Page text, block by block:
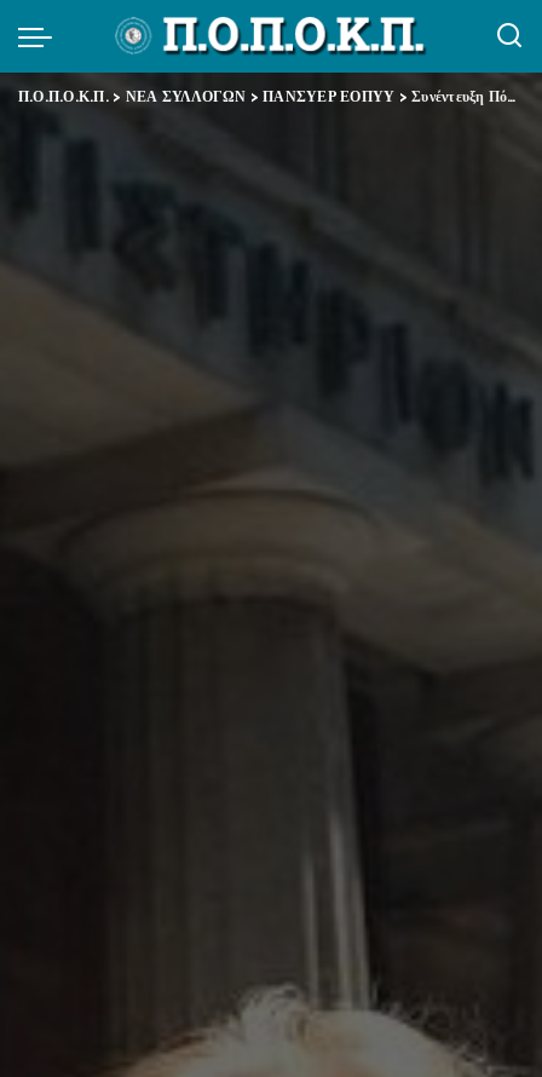
Π.Ο.Π.Ο.Κ.Π.> ΝΕΑ ΣΥΛΛΟΓΩΝ >ΠΑΝΣΥΕΡ ΕΟΠΥΥ >Συνέντευξη Πόπης Μαρκοπούλου (Πρόεδρος Δ.Σ. ΠΑΝΣΥΕΡ ΕΟΠΥΥ) για τις δυσλειτουργίες με την κατ’ οίκον διανομή φαρμάκων υψηλού κόστους του ΕΟΠΥΥ